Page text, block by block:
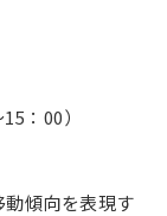
：00）
傾向を表現す